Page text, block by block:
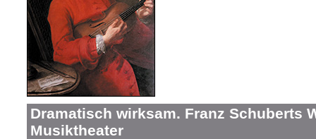
Dramatisch wirksam. Franz Schuberts
Musiktheater